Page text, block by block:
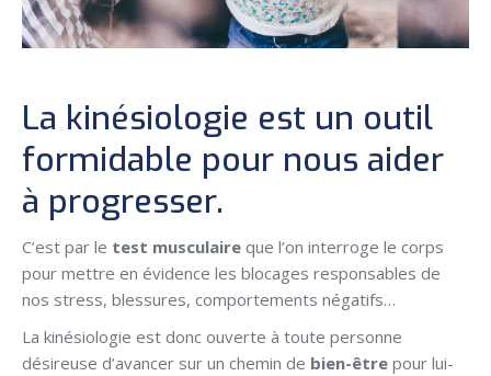
La kinésiologie est un outil
formidable pour nous aider
à progresser.
C’est par le test musculaire que l’on interroge le corps
pour mettre en évidence les blocages responsables de
nos stress, blessures, comportements négatifs…
La kinésiologie est donc ouverte à toute personne
désireuse d’avancer sur un chemin de bien-être pour lui-